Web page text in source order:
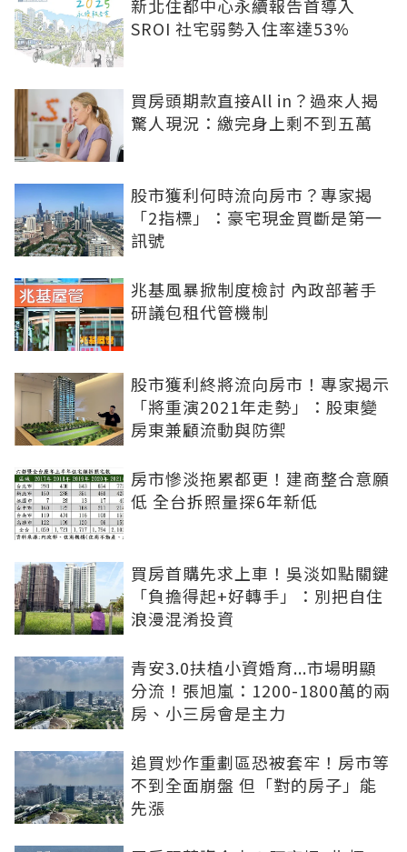
新北住都中心永續報告首導入
SROI 社宅弱勢入住率達53%
買房頭期款直接All in？過來人揭
驚人現況：繳完身上剩不到五萬
股市獲利何時流向房市？專家揭
「2指標」：豪宅現金買斷是第一
訊號
兆基風暴掀制度檢討 內政部著手
研議包租代管機制
股市獲利終將流向房市！專家揭示
「將重演2021年走勢」：股東變
房東兼顧流動與防禦
房市慘淡拖累都更！建商整合意願
低 全台拆照量探6年新低
買房首購先求上車！吳淡如點關鍵
「負擔得起+好轉手」：別把自住
浪漫混淆投資
青安3.0扶植小資婚育...市場明顯
分流！張旭嵐：1200-1800萬的兩
房、小三房會是主力
追買炒作重劃區恐被套牢！房市等
不到全面崩盤 但「對的房子」能
先漲